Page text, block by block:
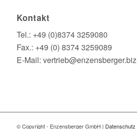
Kontakt
Tel.: +49 (0)8374 3259080
Fax.: +49 (0) 8374 3259089
E-Mail: vertrieb@enzensberger.biz
© Copyright - Enzensberger GmbH | Datenschutz